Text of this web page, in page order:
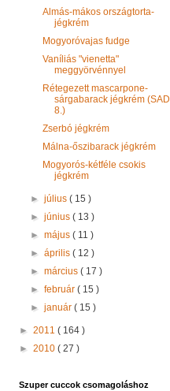
Almás-mákos országtorta-
jégkrém
Mogyoróvajas fudge
Vaníliás "vienetta"
meggyörvénnyel
Rétegezett mascarpone-
sárgabarack jégkrém (SAD
8.)
Zserbó jégkrém
Málna-őszibarack jégkrém
Mogyorós-kétféle csokis
jégkrém
►július( 15 )
►június( 13 )
►május( 11 )
►április( 12 )
►március( 17 )
►február( 15 )
►január( 15 )
► 2011 ( 164 )
► 2010 ( 27 )
Szuper cuccok csomagoláshoz